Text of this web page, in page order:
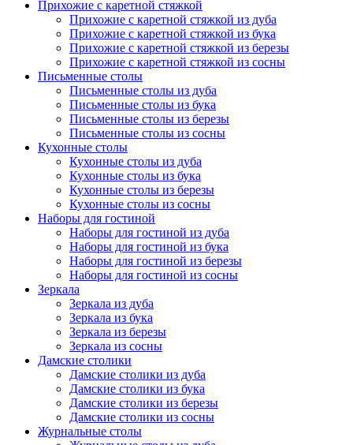
Прихожие с каретной стяжкой
Прихожие с каретной стяжкой из дуба
Прихожие с каретной стяжкой из бука
Прихожие с каретной стяжкой из березы
Прихожие с каретной стяжкой из сосны
Письменные столы
Письменные столы из дуба
Письменные столы из бука
Письменные столы из березы
Письменные столы из сосны
Кухонные столы
Кухонные столы из дуба
Кухонные столы из бука
Кухонные столы из березы
Кухонные столы из сосны
Наборы для гостиной
Наборы для гостиной из дуба
Наборы для гостиной из бука
Наборы для гостиной из березы
Наборы для гостиной из сосны
Зеркала
Зеркала из дуба
Зеркала из бука
Зеркала из березы
Зеркала из сосны
Дамские столики
Дамские столики из дуба
Дамские столики из бука
Дамские столики из березы
Дамские столики из сосны
Журнальные столы